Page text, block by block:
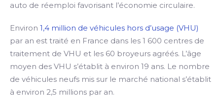
auto de réemploi favorisant l’économie circulaire.
Environ 1,4 million de véhicules hors d’usage (VHU)
par an est traité en France dans les 1 600 centres de
traitement de VHU et les 60 broyeurs agréés. L’âge
moyen des VHU s’établit à environ 19 ans. Le nombre
de véhicules neufs mis sur le marché national s’établit
à environ 2,5 millions par an.